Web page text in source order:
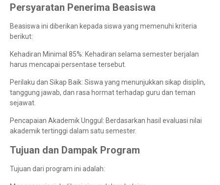
Persyaratan Penerima Beasiswa
Beasiswa ini diberikan kepada siswa yang memenuhi kriteria
berikut:
Kehadiran Minimal 85%: Kehadiran selama semester berjalan
harus mencapai persentase tersebut.
Perilaku dan Sikap Baik: Siswa yang menunjukkan sikap disiplin,
tanggung jawab, dan rasa hormat terhadap guru dan teman
sejawat.
Pencapaian Akademik Unggul: Berdasarkan hasil evaluasi nilai
akademik tertinggi dalam satu semester.
Tujuan dan Dampak Program
Tujuan dari program ini adalah: